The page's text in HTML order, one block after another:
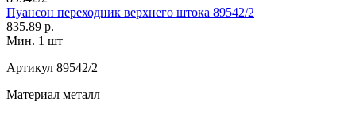
Пуансон переходник верхнего штока 89542/2
835.89 р.
Мин. 1 шт
Артикул 89542/2
Материал металл